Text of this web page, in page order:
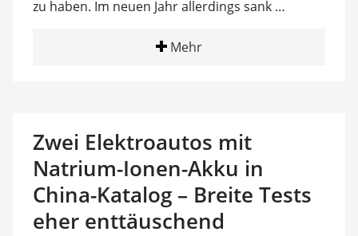
zu haben. Im neuen Jahr allerdings sank …
Mehr
Zwei Elektroautos mit
Natrium-Ionen-Akku in
China-Katalog – Breite Tests
eher enttäuschend